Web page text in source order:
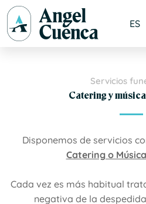
ES
Servicios
Catering y
Disponemos de servicios
Catering o
Cada vez es más habitual
negativa de la